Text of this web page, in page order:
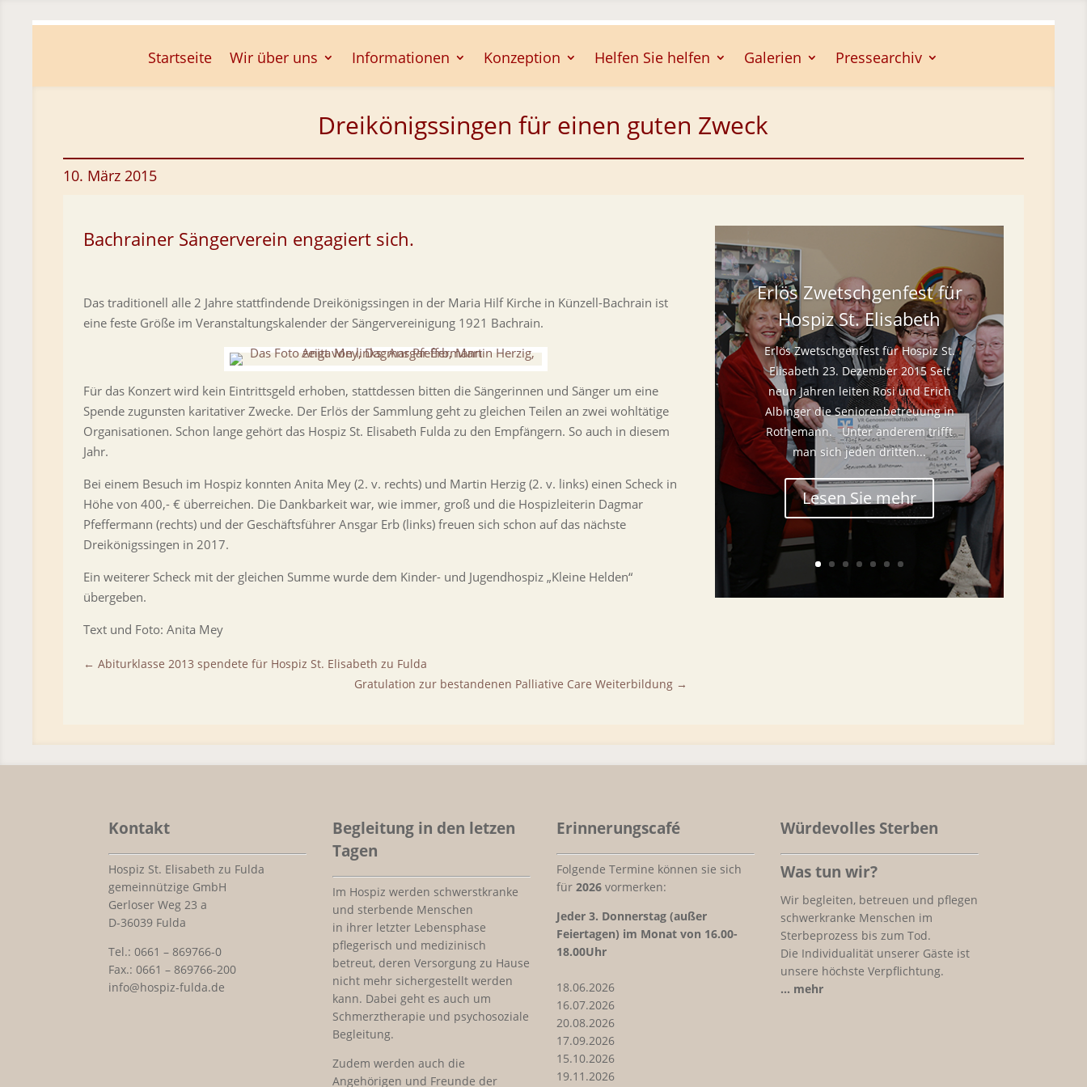
Startseite Wir über uns Informationen Konzeption Helfen Sie helfen Galerien Pressearchiv
Dreikönigssingen für einen guten Zweck
10. März 2015
Bachrainer Sängerverein engagiert sich.
Das traditionell alle 2 Jahre stattfindende Dreikönigssingen in der Maria Hilf Kirche in Künzell-Bachrain ist
eine feste Größe im Veranstaltungskalender der Sängervereinigung 1921 Bachrain.
Für das Konzert wird kein Eintrittsgeld erhoben, stattdessen bitten die Sängerinnen und Sänger um eine
Spende zugunsten karitativer Zwecke. Der Erlös der Sammlung geht zu gleichen Teilen an zwei wohltätige
Organisationen. Schon lange gehört das Hospiz St. Elisabeth Fulda zu den Empfängern. So auch in diesem
Jahr.
Bei einem Besuch im Hospiz konnten Anita Mey (2. v. rechts) und Martin Herzig (2. v. links) einen Scheck in
Höhe von 400,- € überreichen. Die Dankbarkeit war, wie immer, groß und die Hospizleiterin Dagmar
Pfeffermann (rechts) und der Geschäftsführer Ansgar Erb (links) freuen sich schon auf das nächste
Dreikönigssingen in 2017.
Ein weiterer Scheck mit der gleichen Summe wurde dem Kinder- und Jugendhospiz „Kleine Helden“
übergeben.
Text und Foto: Anita Mey
←Abiturklasse 2013 spendete für Hospiz St. Elisabeth zu Fulda
Gratulation zur bestandenen Palliative Care Weiterbildung →
Erlös Zwetschgenfest für
Hospiz St. Elisabeth
Erlös Zwetschgenfest für Hospiz St.
Elisabeth 23. Dezember 2015 Seit
neun Jahren leiten Rosi und Erich
Albinger die Seniorenbetreuung in
Rothemann. Unter anderem trifft
man sich jeden dritten...
Lesen Sie mehr
Kontakt
Hospiz St. Elisabeth zu Fulda
gemeinnützige GmbH
Gerloser Weg 23 a
D-36039 Fulda
Tel.: 0661 – 869766-0
Fax.: 0661 – 869766-200
info@hospiz-fulda.de
Begleitung in den letzen
Tagen
Im Hospiz werden schwerstkranke
und sterbende Menschen
in ihrer letzter Lebensphase
pflegerisch und medizinisch
betreut, deren Versorgung zu Hause
nicht mehr sichergestellt werden
kann. Dabei geht es auch um
Schmerztherapie und psychosoziale
Begleitung.
Zudem werden auch die
Angehörigen und Freunde der
Erinnerungscafé
Folgende Termine können sie sich
für2026 vormerken:
Jeder 3. Donnerstag (außer
Feiertagen) im Monat von 16.00-
18.00Uhr
18.06.2026
16.07.2026
20.08.2026
17.09.2026
15.10.2026
19.11.2026
Würdevolles Sterben
Was tun wir?
Wir begleiten, betreuen und pflegen
schwerkranke Menschen im
Sterbeprozess bis zum Tod.
Die Individualität unserer Gäste ist
unsere höchste Verpflichtung.
… mehr